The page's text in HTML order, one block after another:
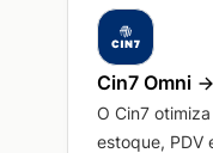
Cin7 Omni
O Cin7
estoque, PDV